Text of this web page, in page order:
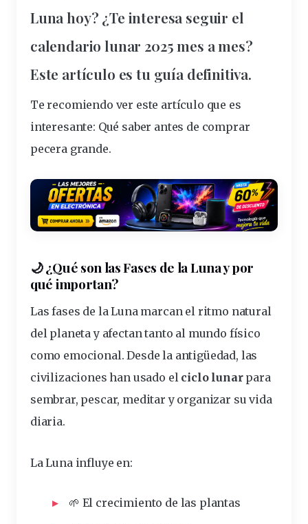
Luna hoy? ¿Te interesa seguir el
calendario lunar 2025mes a mes?
Este artículo es tu guía definitiva.
Te recomiendo ver este artículo que es
interesante: Qué saber antes de comprar
pecera grande.
🌙 ¿Qué son las Fases de la Luna y por
qué importan?
Lasfases de la Luna marcan el ritmo natural
del planeta y afectan tanto al mundo físico
como emocional. Desde la antigüedad, las
civilizaciones han usado el ciclolunarpara
sembrar, pescar, meditar y organizar su vida
diaria.
La Luna influye en:
🌱 El crecimiento de las plantas